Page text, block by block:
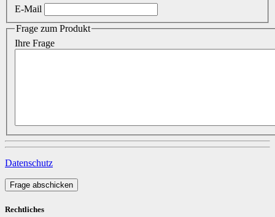
E-Mail
Frage zum Produkt
Ihre Frage
Datenschutz
Frage abschicken
Rechtliches